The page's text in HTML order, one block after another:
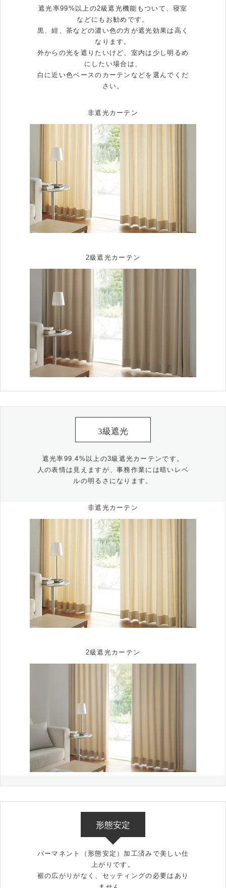
遮光率99%以上の2級遮光機能もついて、寝室
などにもお勧めです。
黒、紺、茶などの濃い色の方が遮光効果は高く
なります。
外からの光を遮りたいけど、室内は少し明るめ
にしたい場合は、
白に近い色ベースのカーテンなどを選んでくだ
さい。
非遮光カーテン
2級遮光カーテン
3級遮光
遮光率99.4%以上の3級遮光カーテンです。
人の表情は見えますが、事務作業には暗いレベ
ルの明るさになります。
非遮光カーテン
2級遮光カーテン
形態安定
パーマネント（形態安定）加工済みで美しい仕
上がりです。
裾の広がりがなく、セッティングの必要はあり